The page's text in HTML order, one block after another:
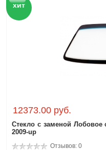
хит
12373.00 руб.
Стекло с заменой Лобовое
2009-up
Отзывов: 0